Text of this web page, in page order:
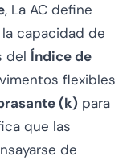
, La AC define
capacidad de
del Índice de
flexibles
(k) para
que las
de